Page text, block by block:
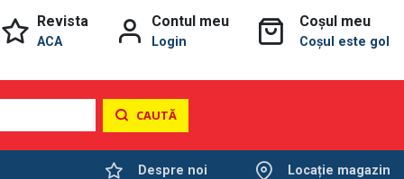
Revista
ACA
Contul meu
Login
Coșul meu
Coșul este gol
CAUTĂ
Despre noi Locație magazin